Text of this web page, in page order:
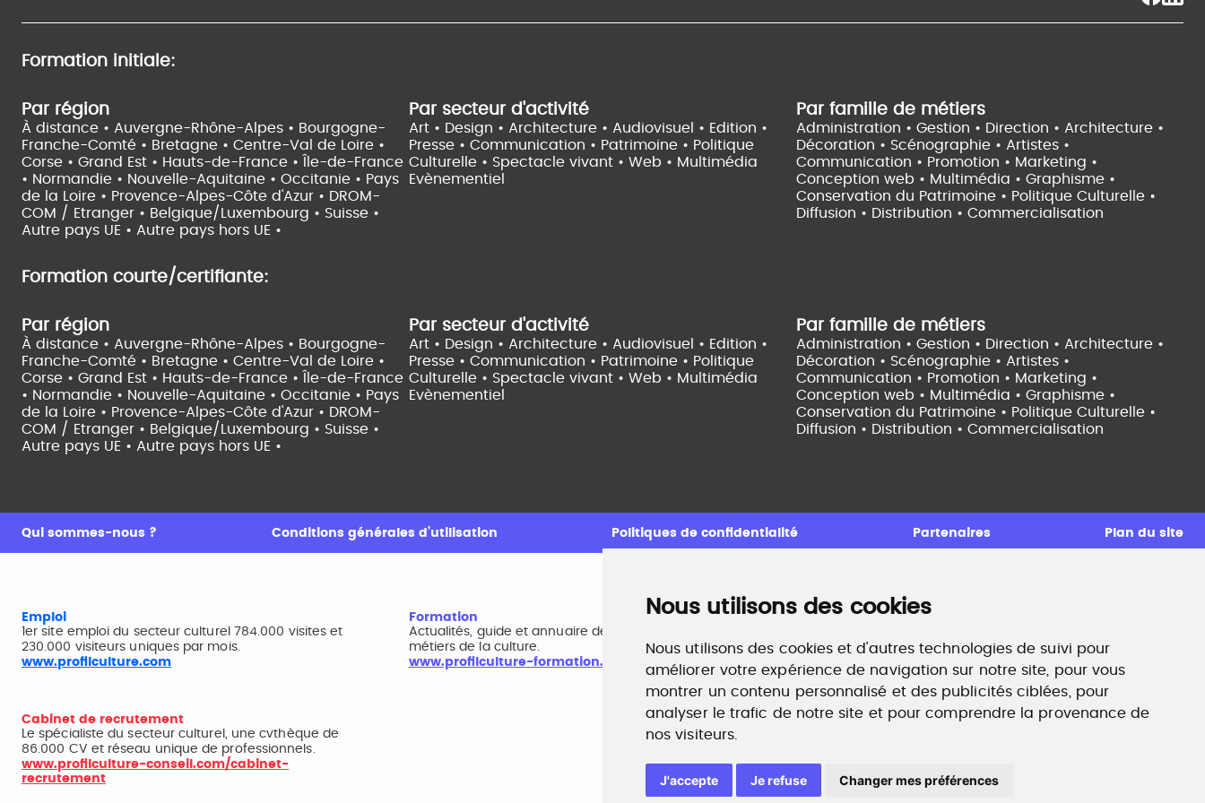
Nous utilisons des cookies
Nous utilisons des cookies et d'autres technologies de suivi pour
améliorer votre expérience de navigation sur notre site, pour vous
montrer un contenu personnalisé et des publicités ciblées, pour
analyser le trafic de notre site et pour comprendre la provenance de
nos visiteurs.
J'accepte Je refuse Changer mes préférences
Formation initiale:
Par région
À distance • Auvergne-Rhône-Alpes • Bourgogne-
Franche-Comté • Bretagne • Centre-Val de Loire •
Corse • Grand Est • Hauts-de-France •
Île-de-France
• Normandie • Nouvelle-Aquitaine • Occitanie • Pays
de la Loire • Provence-Alpes-Côte d'Azur • DROM-
COM / Etranger • Belgique/Luxembourg • Suisse •
Autre pays UE • Autre pays hors UE •
Par secteur d'activité
Art • Design • Architecture • Audiovisuel • Edition •
Presse • Communication • Patrimoine • Politique
Culturelle • Spectacle vivant • Web • Multimédia
Evènementiel
Par famille de métiers
Administration • Gestion • Direction • Architecture •
Décoration • Scénographie • Artistes •
Communication • Promotion • Marketing •
Conception web • Multimédia • Graphisme •
Conservation du Patrimoine • Politique Culturelle •
Diffusion • Distribution • Commercialisation
Formation courte/certifiante:
Par région
À distance • Auvergne-Rhône-Alpes • Bourgogne-
Franche-Comté • Bretagne • Centre-Val de Loire •
Corse • Grand Est • Hauts-de-France •
Île-de-France
• Normandie • Nouvelle-Aquitaine • Occitanie • Pays
de la Loire • Provence-Alpes-Côte d'Azur • DROM-
COM / Etranger • Belgique/Luxembourg • Suisse •
Autre pays UE • Autre pays hors UE •
Par secteur d'activité
Art • Design • Architecture • Audiovisuel • Edition •
Presse • Communication • Patrimoine • Politique
Culturelle • Spectacle vivant • Web • Multimédia
Evènementiel
Par famille de métiers
Administration • Gestion • Direction • Architecture •
Décoration • Scénographie • Artistes •
Communication • Promotion • Marketing •
Conception web • Multimédia • Graphisme •
Conservation du Patrimoine • Politique Culturelle •
Diffusion • Distribution • Commercialisation
Qui sommes-nous ? Conditions générales d’utilisation Politiques de confidentialité Partenaires Plan du site
Emploi
1er site emploi du secteur culturel 784.000 visites et
230.000 visiteurs uniques par mois.
www.profilculture.com
Formation
Actualités, guide et annuaire des formations aux
métiers de la culture.
www.profilculture-formation.com
Accompagnement professionnel
recherche d'emploi, entretien conseil.
www.profilculture-competences.com
Cabinet de recrutement
Le spécialiste du secteur culturel, une cvthèque de
86.000 CV et réseau unique de professionnels.
www.profilculture-conseil.com/cabinet-
recrutement